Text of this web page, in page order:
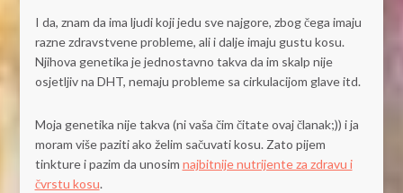
I da, znam da ima ljudi koji jedu sve najgore, zbog čega imaju
razne zdravstvene probleme, ali i dalje imaju gustu kosu.
Njihova genetika je jednostavno takva da im skalp nije
osjetljiv na DHT, nemaju probleme sa cirkulacijom glave itd.
Moja genetika nije takva (ni vaša čim čitate ovaj članak;)) i ja
moram više paziti ako želim sačuvati kosu. Zato pijem
tinkture i pazim da unosim najbitnije nutrijente za zdravu i
čvrstu kosu.